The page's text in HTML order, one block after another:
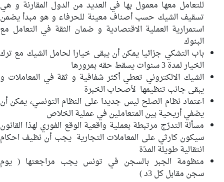
للتعامل معها معمول بها في العديد من الدول المقارنة و هي
تسقيف الشيك حسب أصناف معينة للحرفاء و هو مبدأ يضمن
استمرارية العملية الاقتصادية و ضمان الثقة في التعامل مع
البنوك
باب التشكي جزائيا يمكن أن يبقى خيارا لحامل الشيك مع ترك
الخيار لمدة 3 سنوات يسقط حقه بمرورها
الشيك الالكتروني تعطي أكثر شفافية و ثقة في المعاملات و
يبقى جانب تنظيمها لأصحاب الخبرة
اعتماد نظام الصلح ليس جديدا على النظام التونسي، يمكن أن
يضفي أريحية بين المتعاملين في عملية الخلاص
مسألة التدرّج مرتبطة بعملية واقعية الوقع الفوري لهذا القانون
سيكون كارثي على المعاملات التجارية يجب أن نظيف احكام
انتقالية طويلة المدّة
منظومة الجبر بالسجن في تونس يجب مراجعتها ( يوم
سجن مقابل كل 3د )